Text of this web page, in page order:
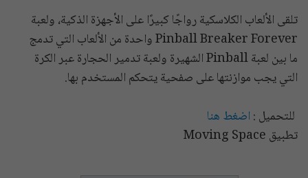
تلقى الألعاب الكلاسكية رواجًا كبيرًا على الأجهزة الذكية، ولعبة
Pinball Breaker Forever واحدة من الألعاب التي تدمج
ما بين لعبة Pinball الشهيرة ولعبة تدمير الحجارة عبر الكرة
التي يجب موازنتها على صفحية يتحكم المستخدم بها.
للتحميل : اضغط هنا
تطبيق Moving Space